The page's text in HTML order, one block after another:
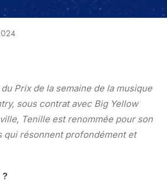
Prix de la semaine de la musique
sous contrat avec Big Yellow
Tenille est renommée pour son
qui résonnent profondément et